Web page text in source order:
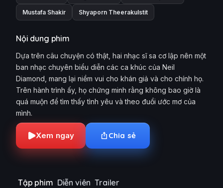
Mustafa Shakir Shyaporn Theerakulstit
Nội dung phim
Dựa trên câu chuyện có thật, hai nhạc sĩ sa cơ lập nên một
ban nhạc chuyên biểu diễn các ca khúc của Neil
Diamond, mang lại niềm vui cho khán giả và cho chính họ.
Trên hành trình ấy, họ chứng minh rằng không bao giờ là
quá muộn để tìm thấy tình yêu và theo đuổi ước mơ của
mình.
Xem ngay Chia sẻ
Tập phim Diễn viên Trailer